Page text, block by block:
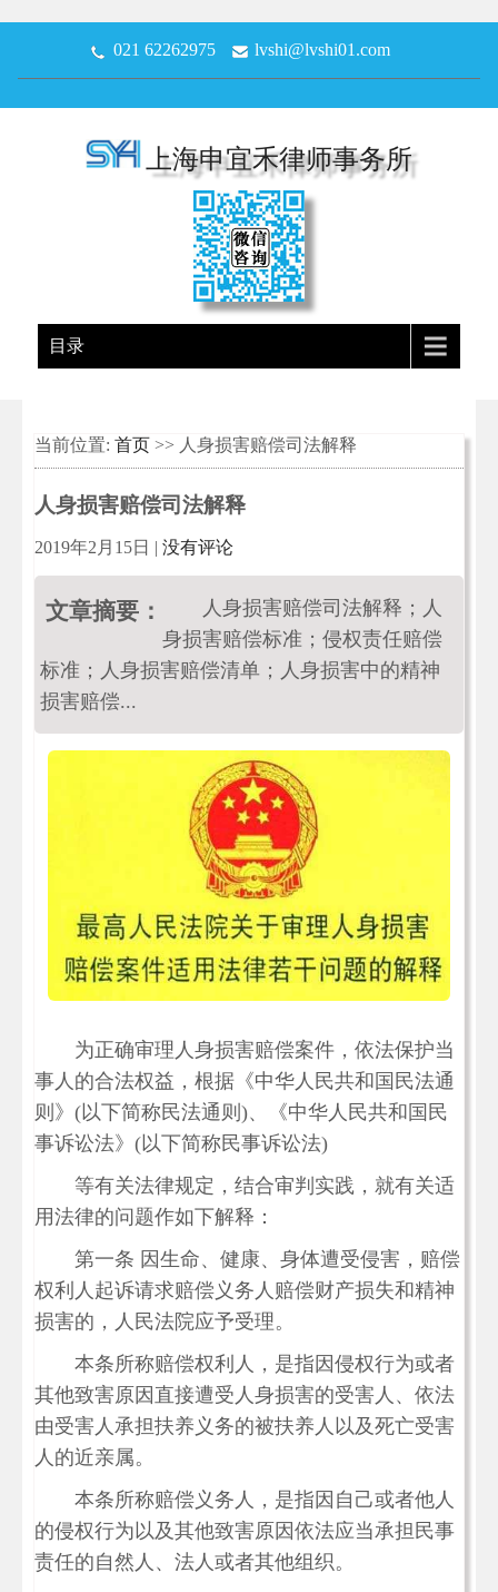
021 62262975 lvshi@lvshi01.com
上海申宜禾律师事务所
目录
当前位置: 首页 >> 人身损害赔偿司法解释
人身损害赔偿司法解释
2019年2月15日 | 没有评论
文章摘要：
人身损害赔偿司法解释；人
身损害赔偿标准；侵权责任赔偿
标准；人身损害赔偿清单；人身损害中的精神
损害赔偿...
为正确审理人身损害赔偿案件，依法保护当
事人的合法权益，根据《中华人民共和国民法通
则》(以下简称民法通则)、《中华人民共和国民
事诉讼法》(以下简称民事诉讼法)
等有关法律规定，结合审判实践，就有关适
用法律的问题作如下解释：
第一条 因生命、健康、身体遭受侵害，赔偿
权利人起诉请求赔偿义务人赔偿财产损失和精神
损害的，人民法院应予受理。
本条所称赔偿权利人，是指因侵权行为或者
其他致害原因直接遭受人身损害的受害人、依法
由受害人承担扶养义务的被扶养人以及死亡受害
人的近亲属。
本条所称赔偿义务人，是指因自己或者他人
的侵权行为以及其他致害原因依法应当承担民事
责任的自然人、法人或者其他组织。